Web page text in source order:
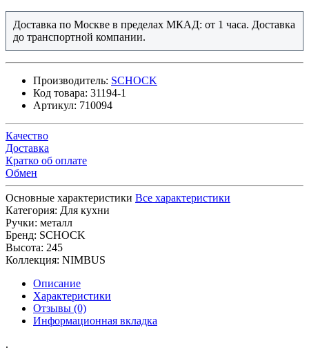
Доставка по Москве в пределах МКАД: от 1 часа. Доставка
до транспортной компании.
Производитель: SCHOCK
Код товара: 31194-1
Артикул: 710094
Качество
Доставка
Кратко об оплате
Обмен
Основные характеристики Все характеристики
Категория: Для кухни
Ручки: металл
Бренд: SCHOCK
Высота: 245
Коллекция: NIMBUS
Описание
Характеристики
Отзывы (0)
Информационная вкладка
.